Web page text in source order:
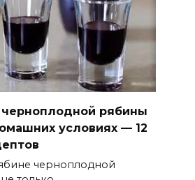
черноплодной рябины
условиях — 12
черноплодной